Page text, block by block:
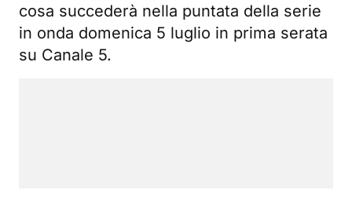
cosa succederà nella puntata della serie
in onda domenica 5 luglio in prima serata
su Canale 5.